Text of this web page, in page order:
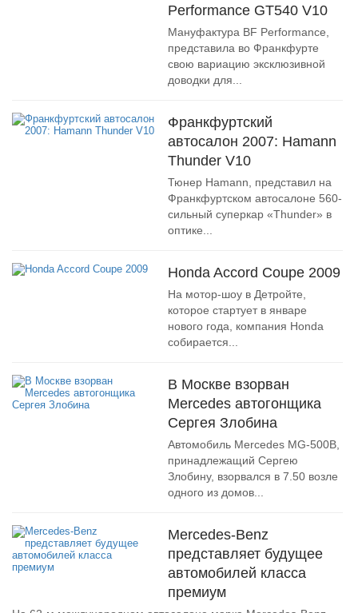
Performance GT540 V10
Мануфактура BF Performance,
представила во Франкфурте
свою вариацию эксклюзивной
доводки для...
Франкфуртский
автосалон 2007: Hamann
Thunder V10
Тюнер Hamann, представил на
Франкфуртском автосалоне 560-
сильный суперкар «Thunder» в
оптике...
Honda Accord Coupe 2009
На мотор-шоу в Детройте,
которое стартует в январе
нового года, компания Honda
собирается...
В Москве взорван
Mercedes автогонщика
Сергея Злобина
Автомобиль Mercedes MG-500В,
принадлежащий Сергею
Злобину, взорвался в 7.50 возле
одного из домов...
Mercedes-Benz
представляет будущее
автомобилей класса
премиум